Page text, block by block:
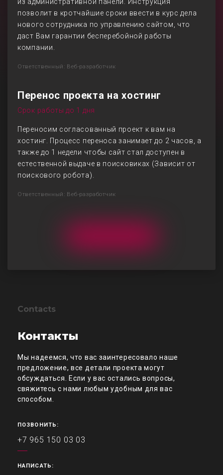
позволит в кротчайшие сроки ввести в курс дела
нового сотрудника по управлению сайтом, что
даст Вам гарантии бесперебойной работы
компании.
Ответственный: Веб-разработчик
Перенос проекта на хостинг
Срок работы до 1 дня
Переносим согласованный проект к вам на
хостинг. Процесс переноса занимает до 2 часов, а
также до 1 недели чтобы сайт стал доступен в
естественной выдаче в поисковиках (Зависит от
поискового робота).
Ответственный: Веб-разработчик
Contacts
Контакты
Мы надеемся, что вас заинтересовало наше
предложение, все детали проекта могут
обсуждаться. Если у вас остались вопросы,
свяжитесь с нами любым удобным для вас
способом.
ПОЗВОНИТЬ:
+7 965 150 03 03
НАПИСАТЬ: